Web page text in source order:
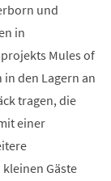
und
in
Mules of
den Lagern an
tragen, die
einer
Gäste